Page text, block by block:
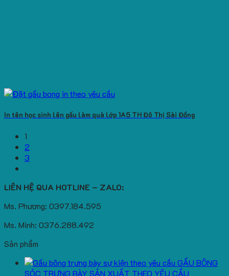
In tên học sinh lên gấu làm quà lớp 1A5 TH Đô Thị Sài Đồng
1
2
3
LIÊN HỆ QUA HOTLINE – ZALO:
Ms. Phương: 0397.184.595
Ms. Minh: 0376.288.492
Sản phẩm
GẤU BÔNG
SÓC TRƯNG BÀY SẢN XUẤT THEO YÊU CẦU